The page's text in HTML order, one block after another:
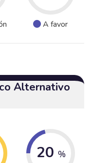
A favor
Alternativo
20 %